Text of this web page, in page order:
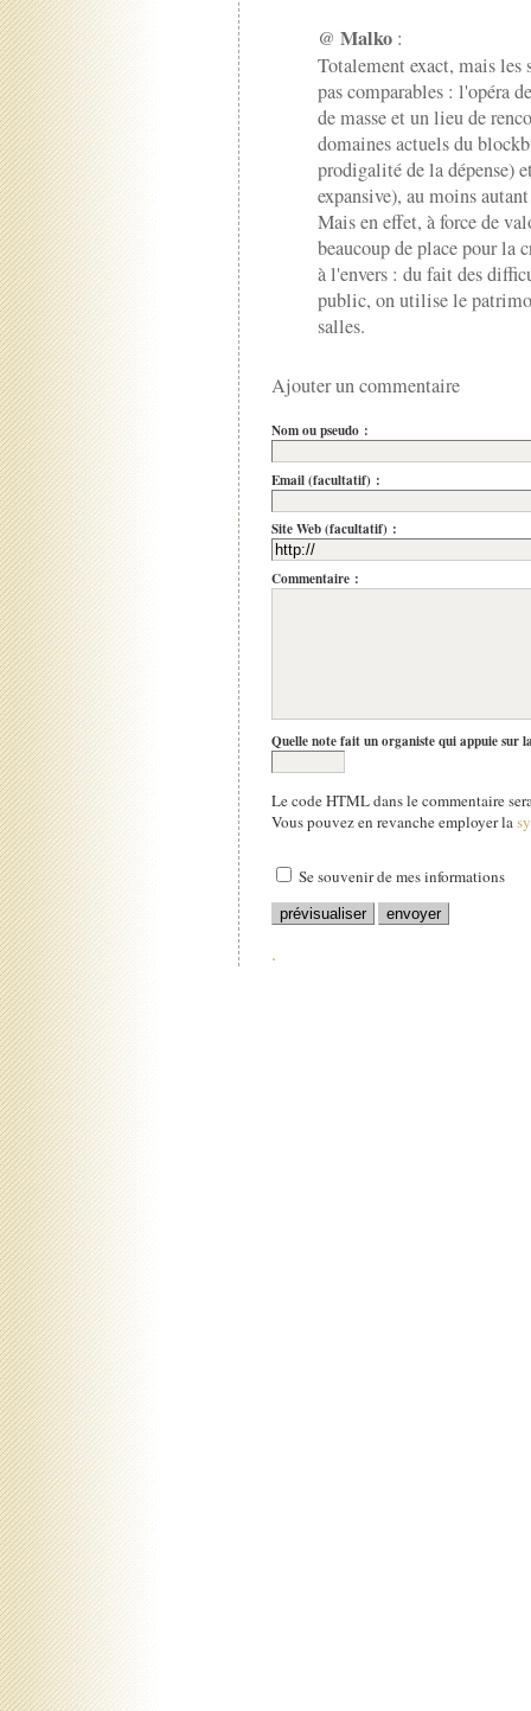
@ Malko:
Totalement exact, mais les
pas comparables : l'opéra
de masse et un lieu de
domaines actuels du
prodigalité de la dépense)
expansive), au moins
Mais en effet, à force de
beaucoup de place pour la
à l'envers : du fait des
public, on utilise le
salles.
Ajouter un commentaire
Nom ou pseudo :
Email (facultatif) :
Site Web (facultatif) :
Commentaire :
Quelle note fait un organiste qui appuie sur
Le code HTML dans le commentaire
Vous pouvez en revanche employer la
Se souvenir de mes informations
.